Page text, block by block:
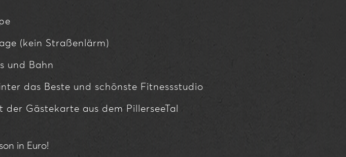
(kein Straßenlärm)
und Bahn
das Beste und schönste Fitnessstudio
Gästekarte aus dem PillerseeTal
in Euro!